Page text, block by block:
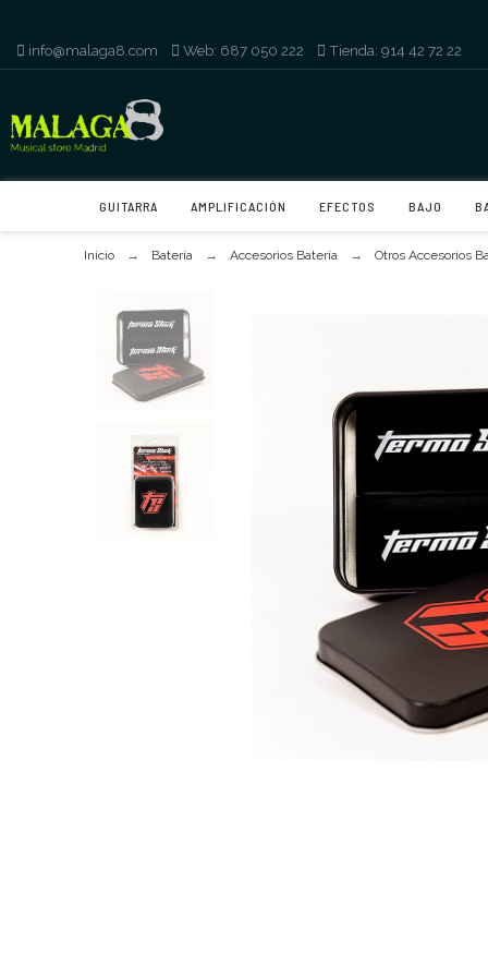
info@malaga8.com Web: 687 050 222 Tienda: 914 42 72 22
GUITARRA AMPLIFICACIÓN EFECTOS BAJO
Inicio Batería Accesorios Batería Otros Accesorios